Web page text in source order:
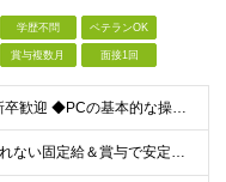
学歴不問 ベテランOK
賞与複数月 面接1回
☆未経験OK！第二新卒歓迎 ◆PCの基本的な操作ができる方（Word・Excelのスキルは不問です！） ◆学歴不問 ＼こんな方にピッタリです！／ ◎安定した環境で腰を据えて長く働きたい方 ◎プライベ
★売上ノルマに追われない固定給＆賞与で安定収入！ 月給26万円以上＋各種手当＋賞与年2回 ※ご年齢やご経験を十分考慮の上、決定いたします ※試用期間3ヶ月（期間中の給与、待遇、雇用形態等の差異はあり